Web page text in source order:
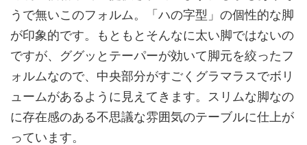
うで無いこのフォルム。「ハの字型」の個性的な脚
が印象的です。もともとそんなに太い脚ではないの
ですが、ググッとテーパーが効いて脚元を絞ったフ
ォルムなので、中央部分がすごくグラマラスでボリ
ュームがあるように見えてきます。スリムな脚なの
に存在感のある不思議な雰囲気のテーブルに仕上が
っています。